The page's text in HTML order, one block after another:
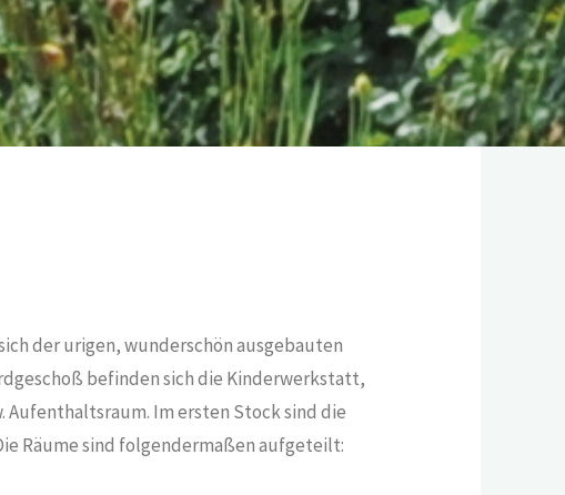
der urigen, wunderschön ausgebauten
befinden sich die Kinderwerkstatt,
Aufenthaltsraum. Im ersten Stock sind die
Räume sind folgendermaßen aufgeteilt: